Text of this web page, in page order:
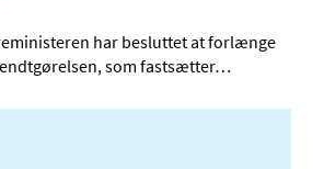
har besluttet at forlænge
som fastsætter…